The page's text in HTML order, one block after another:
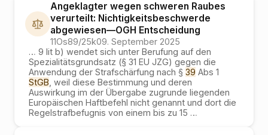
Angeklagter wegen schweren Raubes
verurteilt: Nichtigkeitsbeschwerde
abgewiesen—OGH Entscheidung
11Os89/25k09. September 2025
… 9 lit b) wendet sich unter Berufung auf den
Spezialitätsgrundsatz (§ 31 EU JZG) gegen die
Anwendung der Strafschärfung nach § 39 Abs 1
StGB , weil diese Bestimmung und deren
Auswirkung im der Übergabe zugrunde liegenden
Europäischen Haftbefehl nicht genannt und dort die
Regelstrafbefugnis von einem bis zu 15 …